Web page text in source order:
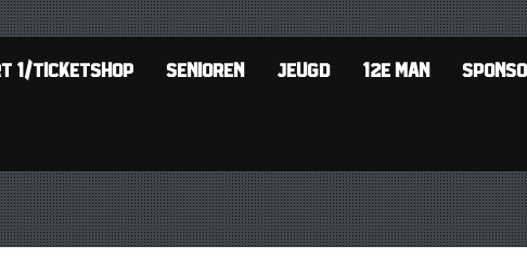
1/TICKETSHOP SENIOREN JEUGD 12E MAN